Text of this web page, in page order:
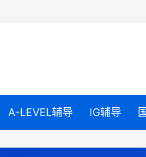
A-LEVEL辅导 IG辅导